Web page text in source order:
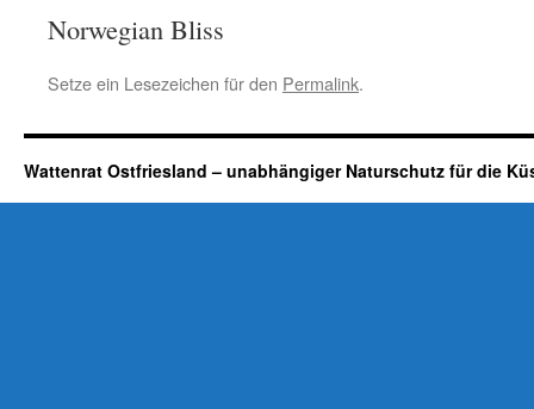
Norwegian Bliss
Setze ein Lesezeichen für den Permalink.
Wattenrat Ostfriesland – unabhängiger Naturschutz für die